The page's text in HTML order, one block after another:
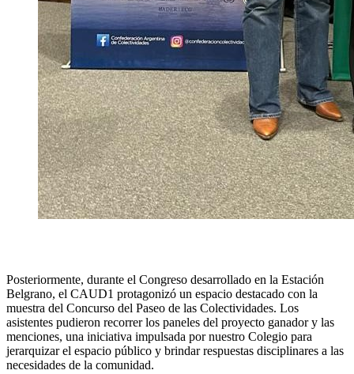
Posteriormente, durante el Congreso desarrollado en la Estación
Belgrano, el CAUD1 protagonizó un espacio destacado con la
muestra del Concurso del Paseo de las Colectividades. Los
asistentes pudieron recorrer los paneles del proyecto ganador y las
menciones, una iniciativa impulsada por nuestro Colegio para
jerarquizar el espacio público y brindar respuestas disciplinares a las
necesidades de la comunidad.